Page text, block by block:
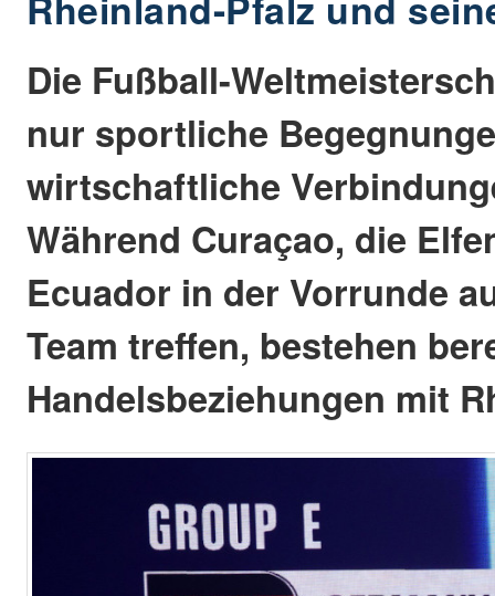
Die Fußball-
nur sportliche
wirtschaftliche
Während Curaçao, die
Ecuador in der Vorrunde
Team treffen, bestehen
Handelsbeziehungen mit